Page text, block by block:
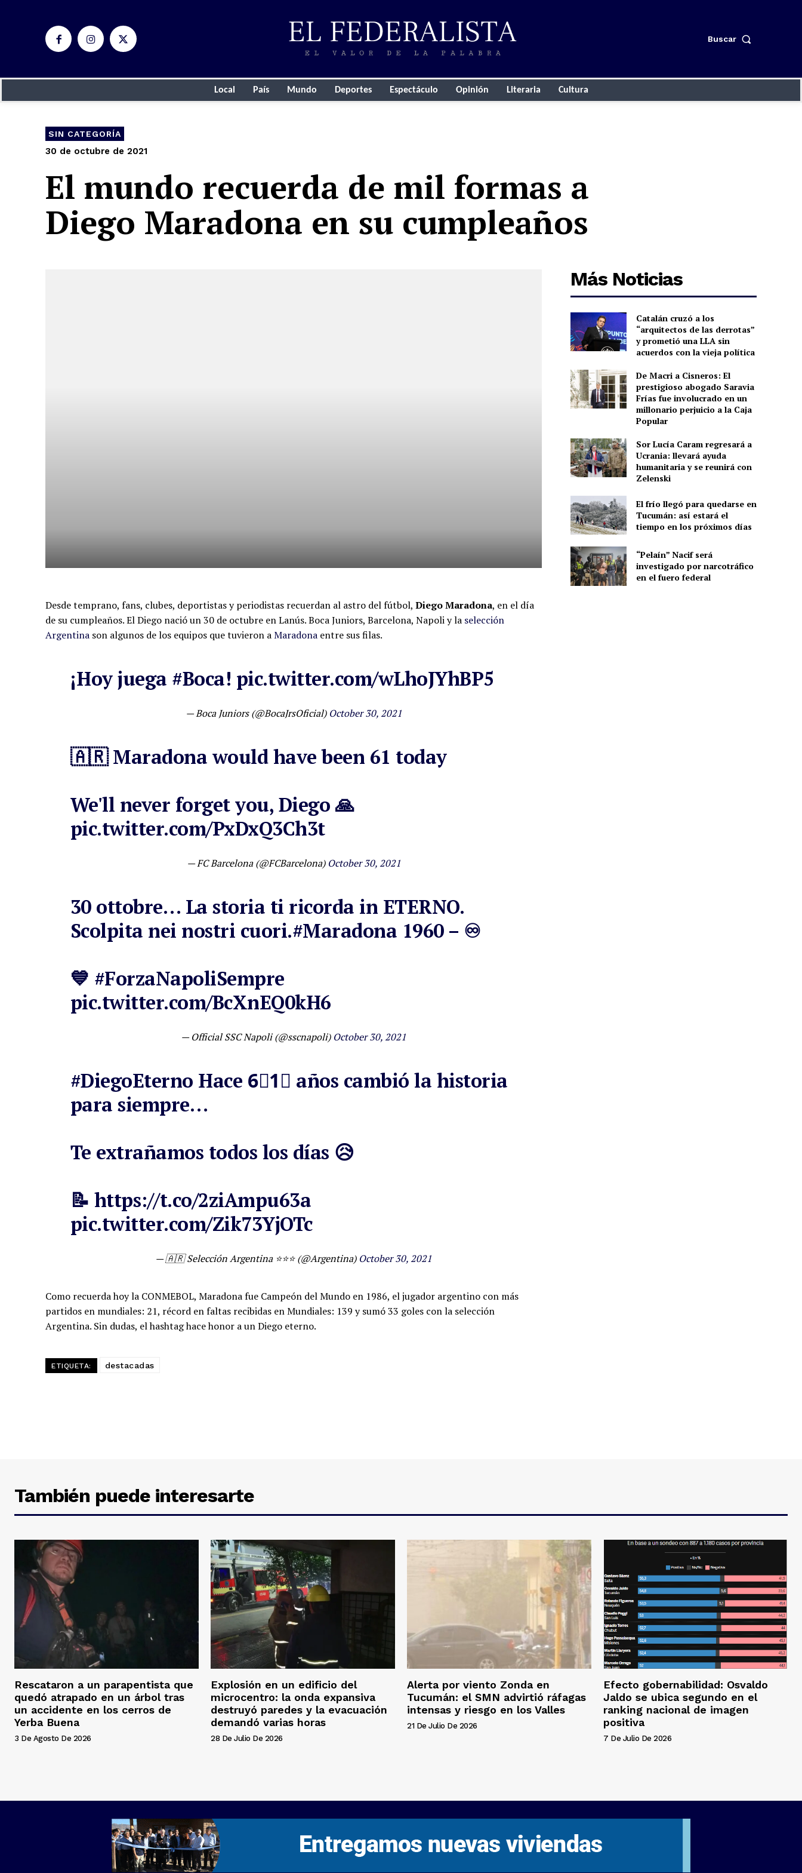
Buscar
Local País Mundo Deportes Espectáculo Opinión Literaria Cultura
SIN CATEGORÍA
30 de octubre de 2021
El mundo recuerda de mil formas a
Diego Maradona en su cumpleaños
Desde temprano, fans, clubes, deportistas y periodistas recuerdan al astro del fútbol, Diego Maradona, en el día
de su cumpleaños. El Diego nació un 30 de octubre en Lanús. Boca Juniors, Barcelona, Napoli y la selección
Argentina son algunos de los equipos que tuvieron aMaradona entre sus filas.
¡Hoy juega #Boca! pic.twitter.com/wLhoJYhBP5
— Boca Juniors (@BocaJrsOficial) October 30, 2021
🇦🇷 Maradona would have been 61 today
We'll never forget you, Diego 🙏
pic.twitter.com/PxDxQ3Ch3t
— FC Barcelona (@FCBarcelona) October 30, 2021
30 ottobre… La storia ti ricorda in ETERNO.
Scolpita nei nostri cuori.#Maradona 1960 – ♾
💙 #ForzaNapoliSempre
pic.twitter.com/BcXnEQ0kH6
— Official SSC Napoli (@sscnapoli) October 30, 2021
#DiegoEterno Hace 6⃣1⃣ años cambió la historia
para siempre…
Te extrañamos todos los días 😥
📝 https://t.co/2ziAmpu63a
pic.twitter.com/Zik73YjOTc
— 🇦🇷 Selección Argentina ⭐⭐⭐ (@Argentina) October 30, 2021
Como recuerda hoy la CONMEBOL, Maradona fue Campeón del Mundo en 1986, el jugador argentino con más
partidos en mundiales: 21, récord en faltas recibidas en Mundiales: 139 y sumó 33 goles con la selección
Argentina. Sin dudas, el hashtag hace honor a un Diego eterno.
ETIQUETA: destacadas
Más Noticias
Catalán cruzó a los
“arquitectos de las derrotas”
y prometió una LLA sin
acuerdos con la vieja política
De Macri a Cisneros: El
prestigioso abogado Saravia
Frías fue involucrado en un
millonario perjuicio a la Caja
Popular
Sor Lucía Caram regresará a
Ucrania: llevará ayuda
humanitaria y se reunirá con
Zelenski
El frío llegó para quedarse en
Tucumán: así estará el
tiempo en los próximos días
“Pelaín” Nacif será
investigado por narcotráfico
en el fuero federal
También puede interesarte
Rescataron a un parapentista que
quedó atrapado en un árbol tras
un accidente en los cerros de
Yerba Buena
3 De Agosto De 2026
Explosión en un edificio del
microcentro: la onda expansiva
destruyó paredes y la evacuación
demandó varias horas
28 De Julio De 2026
Alerta por viento Zonda en
Tucumán: el SMN advirtió ráfagas
intensas y riesgo en los Valles
21 De Julio De 2026
Efecto gobernabilidad: Osvaldo
Jaldo se ubica segundo en el
ranking nacional de imagen
positiva
7 De Julio De 2026